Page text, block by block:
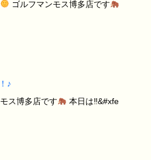
ゴルフマンモス博多店です
♪
ス博多店です
本日は‼&#xfe